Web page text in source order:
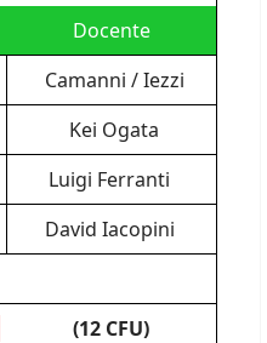
Docente
Camanni / Iezzi
Kei Ogata
Luigi Ferranti
David Iacopini
(12 CFU)